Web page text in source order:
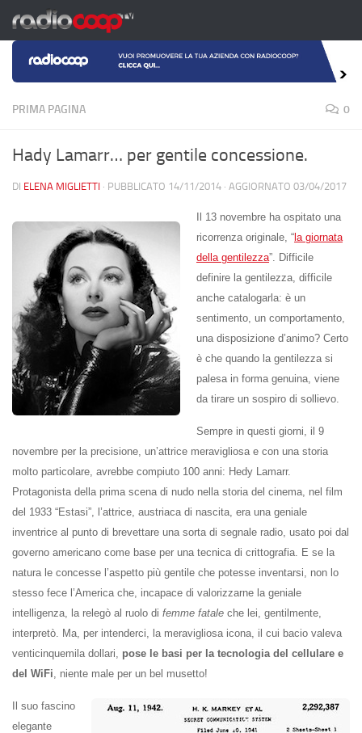
Salta al contenuto
PRIMA PAGINA 0
Hady Lamarr… per gentile concessione.
DI ELENA MIGLIETTI · PUBBLICATO 14/11/2014 · AGGIORNATO 03/04/2017
Il 13 novembre ha ospitato una
ricorrenza originale, “la giornata
della gentilezza”. Difficile
definire la gentilezza, difficile
anche catalogarla: è un
sentimento, un comportamento,
una disposizione d’animo? Certo
è che quando la gentilezza si
palesa in forma genuina, viene
da tirare un sospiro di sollievo.
Sempre in questi giorni, il 9
novembre per la precisione, un’attrice meravigliosa e con una storia
molto particolare, avrebbe compiuto 100 anni: Hedy Lamarr.
Protagonista della prima scena di nudo nella storia del cinema, nel film
del 1933 “Estasi”, l’attrice, austriaca di nascita, era una geniale
inventrice al punto di brevettare una sorta di segnale radio, usato poi dal
governo americano come base per una tecnica di crittografia. E se la
natura le concesse l’aspetto più gentile che potesse inventarsi, non lo
stesso fece l’America che, incapace di valorizzarne la geniale
intelligenza, la relegò al ruolo di femme fatale che lei, gentilmente,
interpretò. Ma, per intenderci, la meravigliosa icona, il cui bacio valeva
venticinquemila dollari, pose le basi per la tecnologia del cellulare e
del WiFi , niente male per un bel musetto!
Il suo fascino
elegante